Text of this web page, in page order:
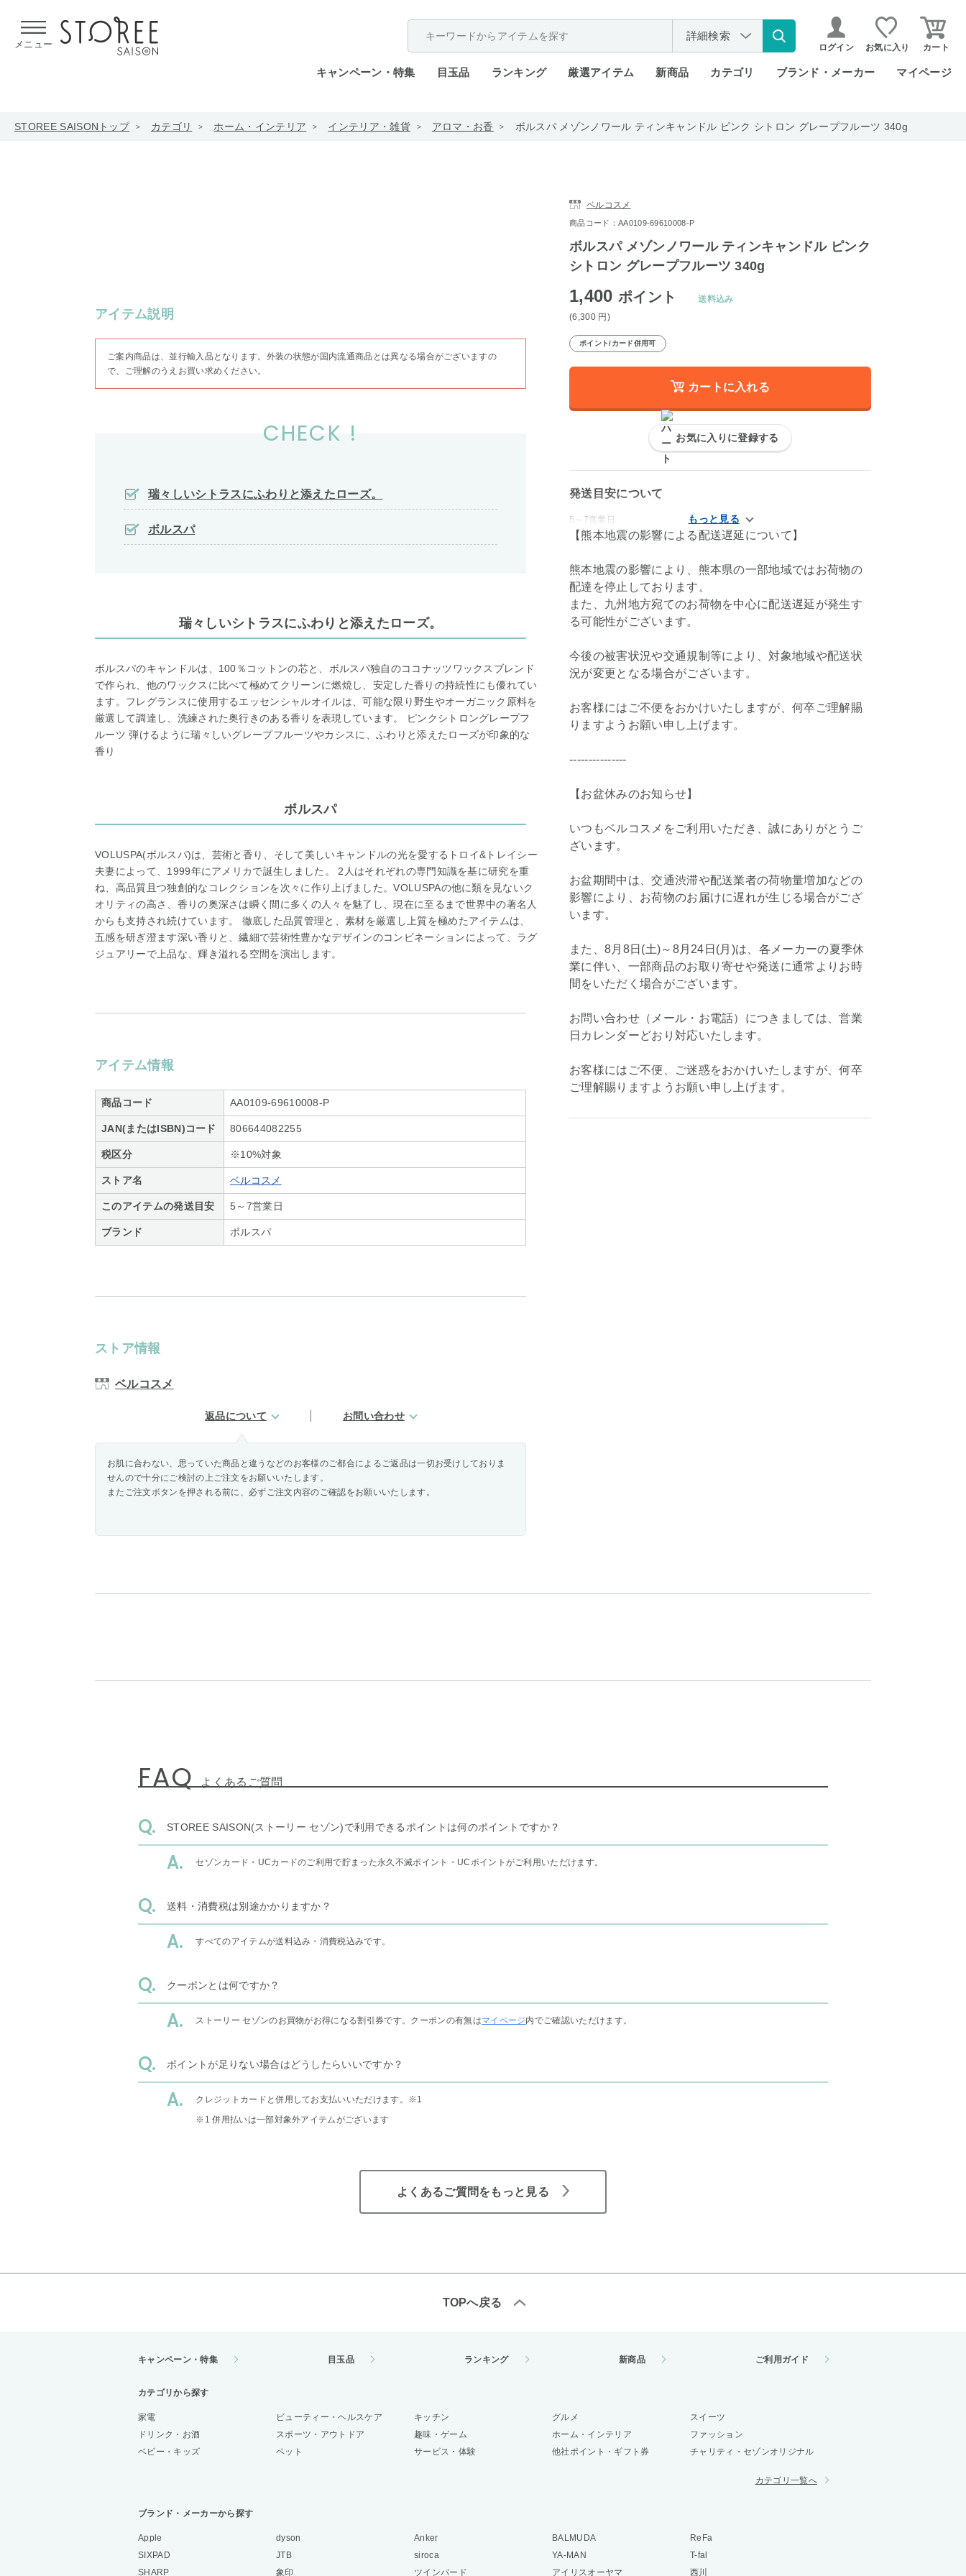
メニュー
詳細検索
ログイン お気に入り カート
キャンペーン・特集 目玉品 ランキング 厳選アイテム 新商品 カテゴリ ブランド・メーカー マイページ
STOREE SAISONトップ カテゴリ ホーム・インテリア インテリア・雑貨 アロマ・お香 ボルスパ メゾンノワール ティンキャンドル ピンク シトロン グレープフルーツ 340g
アイテム説明
ご案内商品は、並行輸入品となります。外装の状態が国内流通商品とは異なる場合がございますの
で、ご理解のうえお買い求めください。
CHECK !
瑞々しいシトラスにふわりと添えたローズ。
ボルスパ
瑞々しいシトラスにふわりと添えたローズ。
ボルスパのキャンドルは、100％コットンの芯と、ボルスパ独自のココナッツワックスブレンド
で作られ、他のワックスに比べて極めてクリーンに燃焼し、安定した香りの持続性にも優れてい
ます。フレグランスに使用するエッセンシャルオイルは、可能な限り野生やオーガニック原料を
厳選して調達し、洗練された奥行きのある香りを表現しています。 ピンクシトロングレープフ
ルーツ 弾けるように瑞々しいグレープフルーツやカシスに、ふわりと添えたローズが印象的な
香り
ボルスパ
VOLUSPA(ボルスパ)は、芸術と香り、そして美しいキャンドルの光を愛するトロイ&トレイシー
夫妻によって、1999年にアメリカで誕生しました。 2人はそれぞれの専門知識を基に研究を重
ね、高品質且つ独創的なコレクションを次々に作り上げました。VOLUSPAの他に類を見ないク
オリティの高さ、香りの奥深さは瞬く間に多くの人々を魅了し、現在に至るまで世界中の著名人
からも支持され続けています。 徹底した品質管理と、素材を厳選し上質を極めたアイテムは、
五感を研ぎ澄ます深い香りと、繊細で芸術性豊かなデザインのコンビネーションによって、ラグ
ジュアリーで上品な、輝き溢れる空間を演出します。
アイテム情報
商品コード AA0109-69610008-P
JAN(またはISBN)コード 806644082255
税区分 ※10%対象
ストア名 ベルコスメ
このアイテムの発送目安 5～7営業日
ブランド ボルスパ
ストア情報
ベルコスメ
返品について お問い合わせ
お肌に合わない、思っていた商品と違うなどのお客様のご都合によるご返品は一切お受けしておりま
せんので十分にご検討の上ご注文をお願いいたします。
またご注文ボタンを押される前に、必ずご注文内容のご確認をお願いいたします。
ベルコスメ
商品コード：AA0109-69610008-P
ボルスパ メゾンノワール ティンキャンドル ピンク
シトロン グレープフルーツ 340g
1,400 ポイント
(6,300 円 )
送料込み
ポイント/カード併用可
カートに入れる
お気に入りに登録する
発送目安について
5～7営業日
【熊本地震の影響による配送遅延について】
熊本地震の影響により、熊本県の一部地域ではお荷物の
配達を停止しております。
また、九州地方宛てのお荷物を中心に配送遅延が発生す
る可能性がございます。
今後の被害状況や交通規制等により、対象地域や配送状
況が変更となる場合がございます。
お客様にはご不便をおかけいたしますが、何卒ご理解賜
りますようお願い申し上げます。
---------------
【お盆休みのお知らせ】
いつもベルコスメをご利用いただき、誠にありがとうご
ざいます。
お盆期間中は、交通渋滞や配送業者の荷物量増加などの
影響により、お荷物のお届けに遅れが生じる場合がござ
います。
また、8月8日(土)～8月24日(月)は、各メーカーの夏季休
業に伴い、一部商品のお取り寄せや発送に通常よりお時
間をいただく場合がございます。
お問い合わせ（メール・お電話）につきましては、営業
日カレンダーどおり対応いたします。
お客様にはご不便、ご迷惑をおかけいたしますが、何卒
ご理解賜りますようお願い申し上げます。
FAQ よくあるご質問
STOREE SAISON(ストーリー セゾン)で利用できるポイントは何のポイントですか？
セゾンカード・UCカードのご利用で貯まった永久不滅ポイント・UCポイントがご利用いただけます。
送料・消費税は別途かかりますか？
すべてのアイテムが送料込み・消費税込みです。
クーポンとは何ですか？
ストーリー セゾンのお買物がお得になる割引券です。クーポンの有無はマイページ内でご確認いただけます。
ポイントが足りない場合はどうしたらいいですか？
クレジットカードと併用してお支払いいただけます。 ※1
※1 併用払いは一部対象外アイテムがございます
よくあるご質問をもっと見る
TOPへ戻る
キャンペーン・特集 目玉品 ランキング 新商品 ご利用ガイド
カテゴリから探す
家電 ビューティー・ヘルスケア キッチン グルメ
スイーツ
ドリンク・お酒
スポーツ・アウトドア 趣味・ゲーム ホーム・インテリア
ファッション
ベビー・キッズ
ペット サービス・体験 他社ポイント・ギフト券 チャリティ・セゾンオリジナル
カテゴリ一覧へ
ブランド・メーカーから探す
Apple dyson Anker BALMUDA
ReFa
SIXPAD
JTB siroca YA-MAN
T-fal
SHARP
象印 ツインバード アイリスオーヤマ 西川